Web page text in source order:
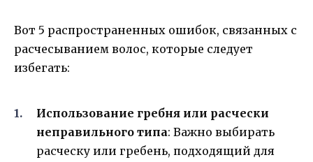
Вот 5 распространенных ошибок, связанных с
расчесыванием волос, которые следует
избегать:
Использование гребня или расчески
неправильного типа: Важно выбирать
расческу или гребень, подходящий для